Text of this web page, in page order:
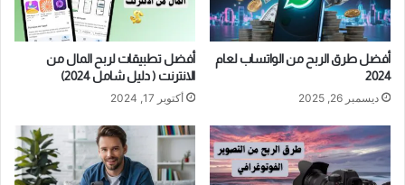
أفضل طرق الربح من الواتساب لعام
2024
ديسمبر 26, 2025
أفضل تطبيقات لربح المال من
الانترنت ( دليل شامل 2024)
أكتوبر 17, 2024